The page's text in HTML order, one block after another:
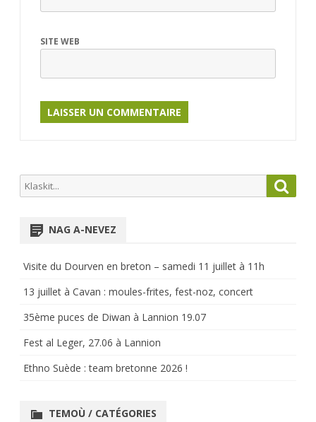
SITE WEB
Search
for:
NAG A-NEVEZ
Visite du Dourven en breton – samedi 11 juillet à 11h
13 juillet à Cavan : moules-frites, fest-noz, concert
35ème puces de Diwan à Lannion 19.07
Fest al Leger, 27.06 à Lannion
Ethno Suède : team bretonne 2026 !
TEMOÙ / CATÉGORIES